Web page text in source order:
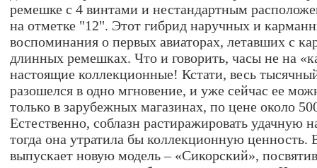
ремешке с 4 винтами и нестандартным
на отметке "12". Этот гибрид наручных и
воспоминания о первых авиаторах, летавших с
длинных ремешках. Что и говорить, часы не на
настоящие коллекционные! Кстати, весь
разошелся в одно мгновение, и уже сейчас ее
только в зарубежных магазинах, по цене около
Естественно, соблазн растиражировать удачную
тогда она утратила бы коллекционную ценность.
выпускает новую модель – «Сикорский»,